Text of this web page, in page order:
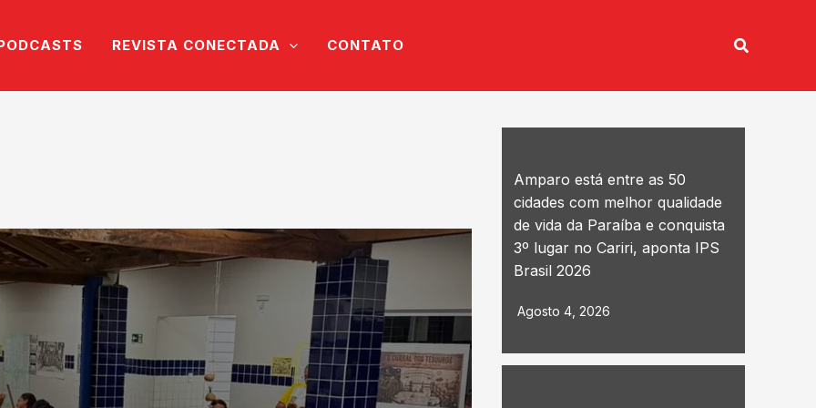
REVISTA CONECTADA CONTATO Pesquisar
Amparo está entre as 50
cidades com melhor qualidade
de vida da Paraíba e conquista
3º lugar no Cariri, aponta IPS
Brasil 2026
Agosto 4, 2026